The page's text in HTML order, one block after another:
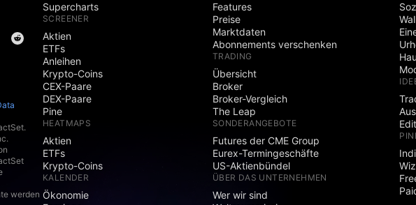
werden
Supercharts
SCREENER
Aktien
ETFs
Anleihen
Krypto-Coins
CEX-Paare
DEX-Paare
Pine
HEATMAPS
Aktien
ETFs
Krypto-Coins
KALENDER
Ökonomie
Features
Preise
Marktdaten
Abonnements verschenken
TRADING
Übersicht
Broker
Broker-Vergleich
The Leap
SONDERANGEBOTE
Futures der CME Group
Eurex-Termingeschäfte
US-Aktienbündel
ÜBER DAS UNTERNEHMEN
Wer wir sind